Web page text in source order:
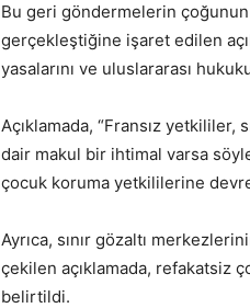
Bu geri göndermelerin çoğunun
gerçekleştiğine işaret edilen
yasalarını ve uluslararası
Açıklamada, “Fransız
dair makul bir ihtimal varsa
çocuk koruma yetkililerine
Ayrıca, sınır gözaltı
çekilen açıklamada, refakatsiz
belirtildi.